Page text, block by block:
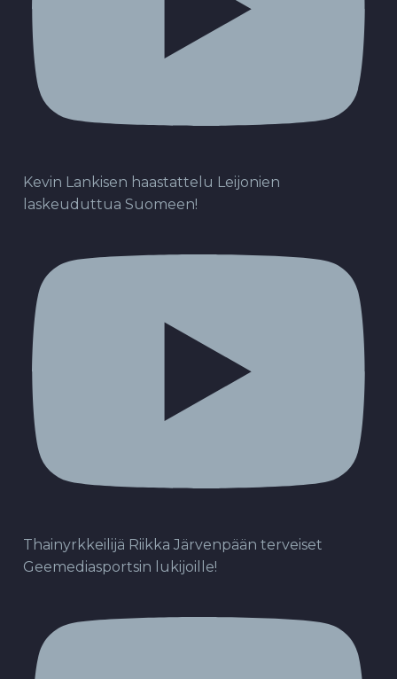
Kevin Lankisen haastattelu Leijonien
laskeuduttua Suomeen!
Thainyrkkeilijä Riikka Järvenpään terveiset
Geemediasportsin lukijoille!